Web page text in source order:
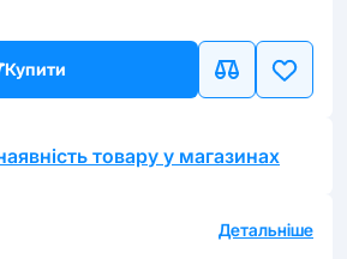
Купити
товару у магазинах
Детальніше